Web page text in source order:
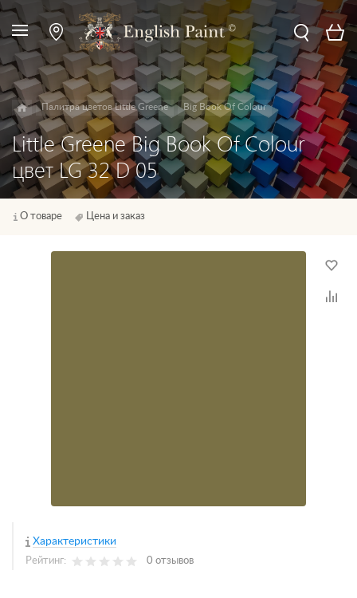
Палитра цветов Little Greene Big Book Of Colour
Little Greene Big Book Of Colour
цвет LG 32 D 05
О товаре Цена и заказ
Характеристики
Рейтинг: 0 отзывов